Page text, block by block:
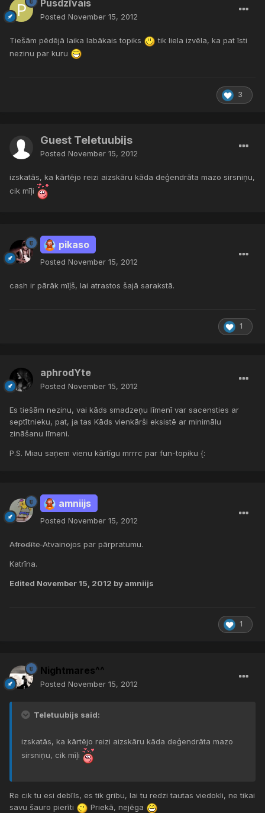
Pusdzīvais
Posted November 15, 2012
Tiešām pēdējā laika labākais topiks
tik liela izvēla, ka pat īsti
nezinu par kuru
3
Guest Teletuubijs
Posted November 15, 2012
izskatās, ka kārtējo reizi aizskāru kāda deģendrāta mazo sirsniņu,
cik mīļi
pikaso
Posted November 15, 2012
cash ir pārāk mīļš, lai atrastos šajā sarakstā.
1
aphrodYte
Posted November 15, 2012
Es tiešām nezinu, vai kāds smadzeņu līmenī var sacensties ar
septītnieku, pat, ja tas Kāds vienkārši eksistē ar minimālu
zināšanu līmeni.
P.S. Miau saņem vienu kārtīgu mrrrc par fun-topiku {:
amniijs
Posted November 15, 2012
AfrodīteAtvainojos par pārpratumu.
Katrīna.
Edited November 15, 2012 by amniijs
1
Nightmares^^
Posted November 15, 2012
Teletuubijs said:
izskatās, ka kārtējo reizi aizskāru kāda deģendrāta mazo
sirsniņu, cik mīļi
Re cik tu esi debīls, es tik gribu, lai tu redzi tautas viedokli, ne tikai
savu šauro pierīti
Priekā, nejēga